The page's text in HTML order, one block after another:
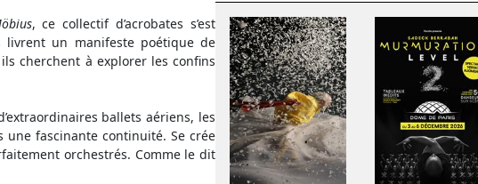
, ce collectif d’acrobates s’est
livrent un manifeste poétique de
cherchent à explorer les confins
ballets aériens, les
fascinante continuité. Se crée
orchestrés. Comme le dit